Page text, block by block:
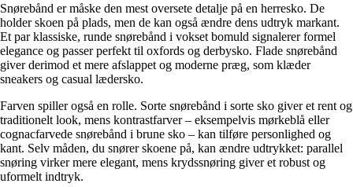
Snørebånd er måske den mest oversete detalje på en herresko. De
holder skoen på plads, men de kan også ændre dens udtryk markant.
Et par klassiske, runde snørebånd i vokset bomuld signalerer formel
elegance og passer perfekt til oxfords og derbysko. Flade snørebånd
giver derimod et mere afslappet og moderne præg, som klæder
sneakers og casual lædersko.
Farven spiller også en rolle. Sorte snørebånd i sorte sko giver et rent og
traditionelt look, mens kontrastfarver – eksempelvis mørkeblå eller
cognacfarvede snørebånd i brune sko – kan tilføre personlighed og
kant. Selv måden, du snører skoene på, kan ændre udtrykket: parallel
snøring virker mere elegant, mens krydssnøring giver et robust og
uformelt indtryk.